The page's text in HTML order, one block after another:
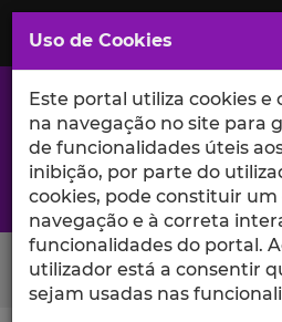
Saltar
para
Conteúdo
Principal
A excelência da investigação e
Search Button
Uso de Cookies
Este portal utiliza cookies e
na navegação no site para
de funcionalidades úteis
inibição, por parte do
cookies, pode constituir um
navegação e à correta
funcionalidades do portal.
utilizador está a consentir
sejam usadas nas